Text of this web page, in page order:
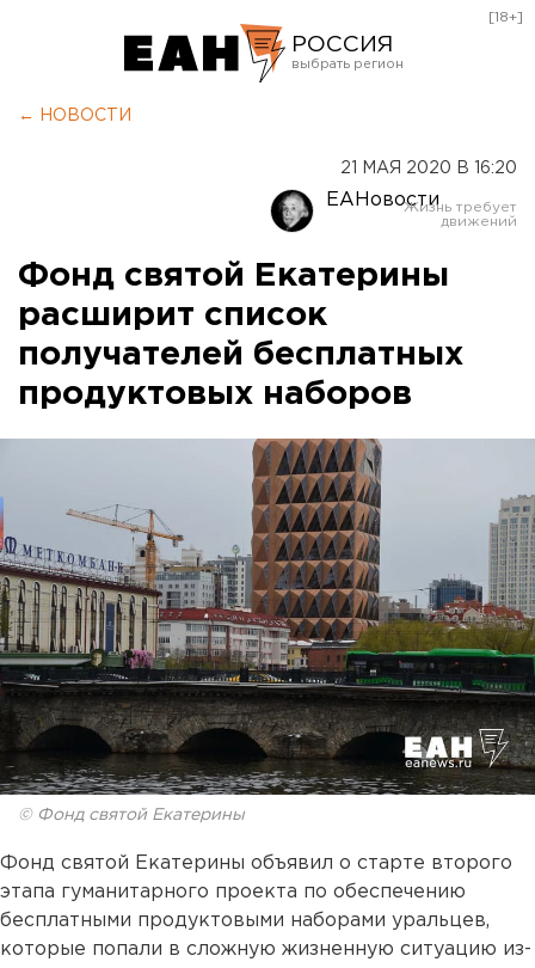
РОССИЯ
Оренбург
[18+]
← НОВОСТИ
21 МАЯ 2020 В 16:20
ЕАНовости
Фонд святой Екатерины
расширит список
получателей бесплатных
продуктовых наборов
© Фонд святой Екатерины
Фонд святой Екатерины объявил о старте второго
этапа гуманитарного проекта по обеспечению
бесплатными продуктовыми наборами уральцев,
которые попали в сложную жизненную ситуацию из-